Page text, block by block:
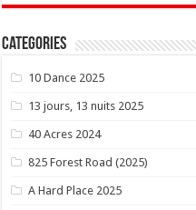
Categories
10 Dance 2025
13 jours, 13 nuits 2025
40 Acres 2024
825 Forest Road (2025)
A Hard Place 2025